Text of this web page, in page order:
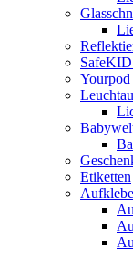
Yourpod
Etiketten